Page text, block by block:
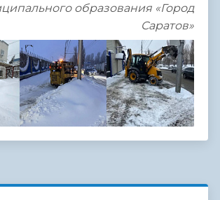
образования «Город
Саратов»